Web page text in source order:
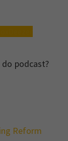
podcast?
Reform